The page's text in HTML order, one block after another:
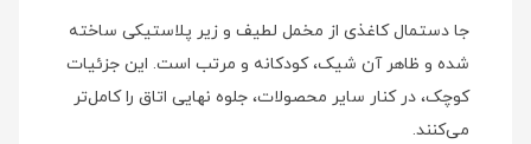
جا دستمال کاغذی از مخمل لطیف و زیر پلاستیکی ساخته
شده و ظاهر آن شیک، کودکانه و مرتب است. این جزئیات
کوچک، در کنار سایر محصولات، جلوه نهایی اتاق را کامل‌تر
می‌کنند.